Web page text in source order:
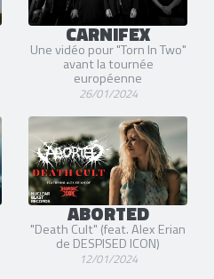
CARNIFEX
Une vidéo pour "Torn In Two"
avant la tournée
européenne
26/01/2024
ABORTED
"Death Cult" (feat. Alex Erian
de DESPISED ICON)
12/01/2024